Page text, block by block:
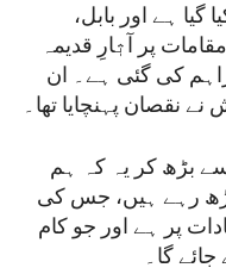
ہے اور بابل،
پر آثٖارِ قدیمہ
کی گئی ہے۔ ان
نقصان پہنچایا تھا۔
بڑھ کر یہ کہ ہم
رہے ہیں، جس کی
پر ہے اور جو کام
گا۔